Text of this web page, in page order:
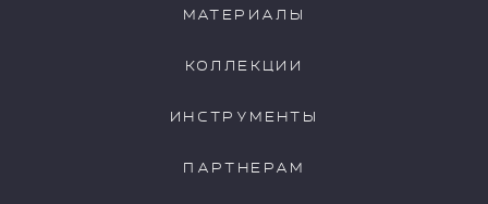
МАТЕРИАЛЫ
КОЛЛЕКЦИИ
ИНСТРУМЕНТЫ
ПАРТНЕРАМ